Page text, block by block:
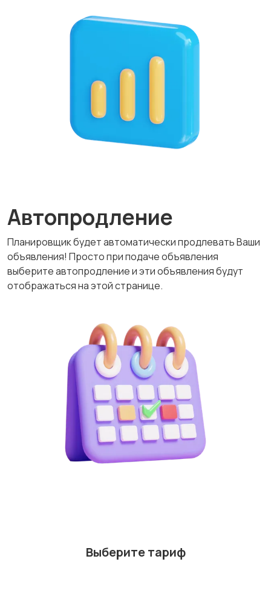
Автопродление
Планировщик будет автоматически продлевать Ваши
объявления! Просто при подаче объявления
выберите автопродление и эти объявления будут
отображаться на этой странице.
Выберите тариф